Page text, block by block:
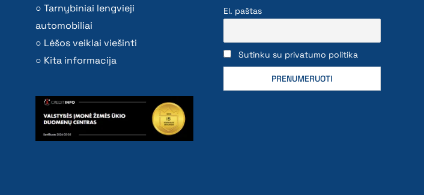
Tarnybiniai lengvieji
automobiliai
Lėšos veiklai viešinti
Kita informacija
El. paštas
Sutinku su privatumo politika